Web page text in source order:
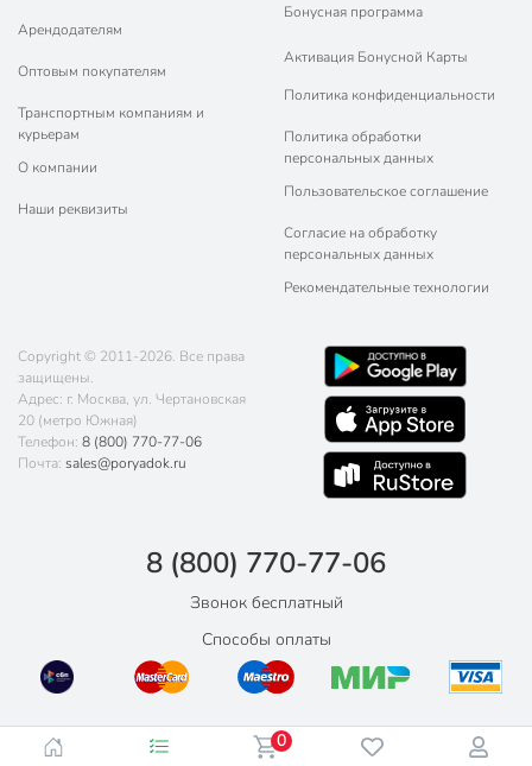
Арендодателям
Оптовым покупателям
Транспортным компаниям и
курьерам
О компании
Наши реквизиты
Бонусная программа
Активация Бонусной Карты
Политика конфиденциальности
Политика обработки
персональных данных
Пользовательское соглашение
Согласие на обработку
персональных данных
Рекомендательные технологии
Copyright © 2011-2026. Все права
защищены.
Адрес: г. Москва, ул. Чертановская
20 (метро Южная)
Телефон: 8 (800) 770-77-06
Почта: sales@poryadok.ru
8 (800) 770-77-06
Звонок бесплатный
Способы оплаты
0